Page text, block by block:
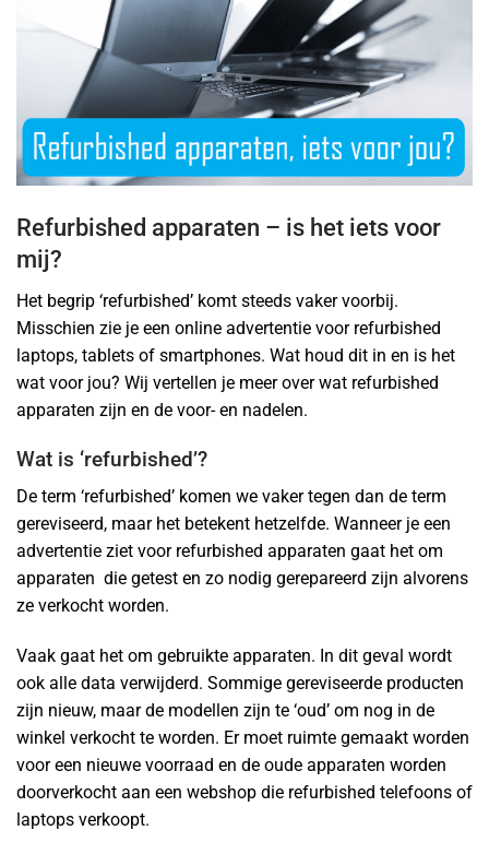
Refurbished apparaten – is het iets voor
mij?
Het begrip ‘refurbished’ komt steeds vaker voorbij.
Misschien zie je een online advertentie voor refurbished
laptops, tablets of smartphones. Wat houd dit in en is het
wat voor jou? Wij vertellen je meer over wat refurbished
apparaten zijn en de voor- en nadelen.
Wat is ‘refurbished’?
De term ‘refurbished’ komen we vaker tegen dan de term
gereviseerd, maar het betekent hetzelfde. Wanneer je een
advertentie ziet voor refurbished apparaten gaat het om
apparaten die getest en zo nodig gerepareerd zijn alvorens
ze verkocht worden.
Vaak gaat het om gebruikte apparaten. In dit geval wordt
ook alle data verwijderd. Sommige gereviseerde producten
zijn nieuw, maar de modellen zijn te ‘oud’ om nog in de
winkel verkocht te worden. Er moet ruimte gemaakt worden
voor een nieuwe voorraad en de oude apparaten worden
doorverkocht aan een webshop die refurbished telefoons of
laptops verkoopt.